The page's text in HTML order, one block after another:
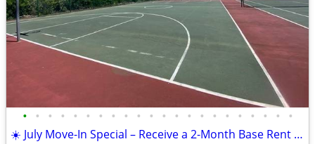
• • • • • • • • • • • • • • • • • • • • • •
☀️ July Move-In Special – Receive a 2-Month Base Rent Credit!